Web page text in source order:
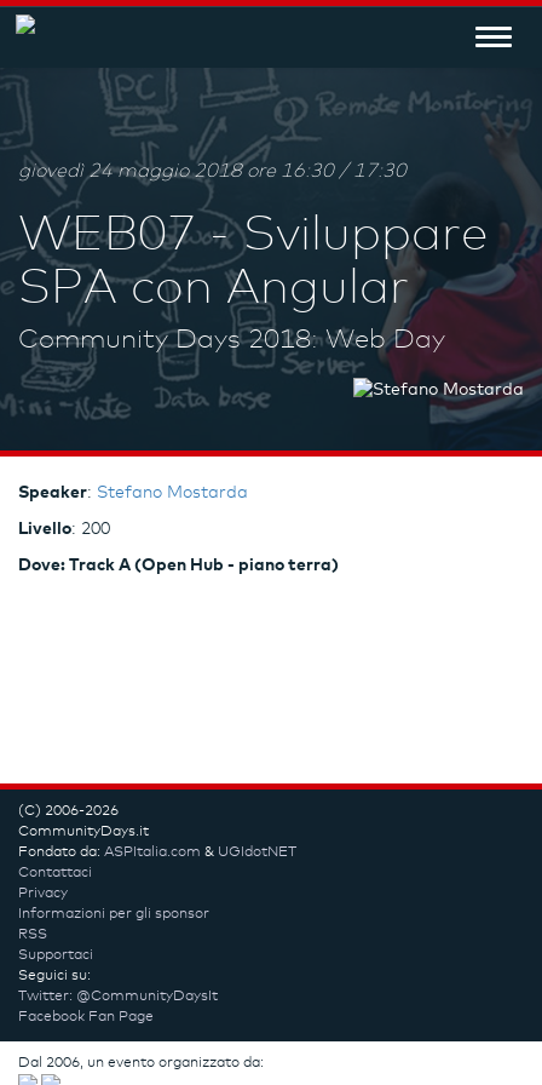
giovedì 24 maggio 2018 ore 16:30 / 17:30
WEB07 - Sviluppare
SPA con Angular
Community Days 2018: Web Day
Speaker: Stefano Mostarda
Livello: 200
Dove: Track A (Open Hub - piano terra)
(C) 2006-2026
CommunityDays.it
Fondato da: ASPItalia.com & UGIdotNET
Contattaci
Privacy
Informazioni per gli sponsor
RSS
Supportaci
Seguici su:
Twitter: @CommunityDaysIt
Facebook Fan Page
Dal 2006, un evento organizzato da: